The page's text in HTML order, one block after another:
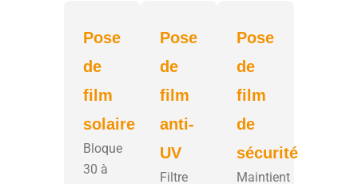
Pose
de
film
solaire
Bloque
30 à
Pose
de
film
anti-
UV
Filtre
Pose
de
film
de
sécurité
Maintient